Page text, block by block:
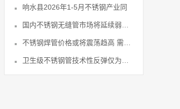
响水县2026年1-5月不锈钢产业同